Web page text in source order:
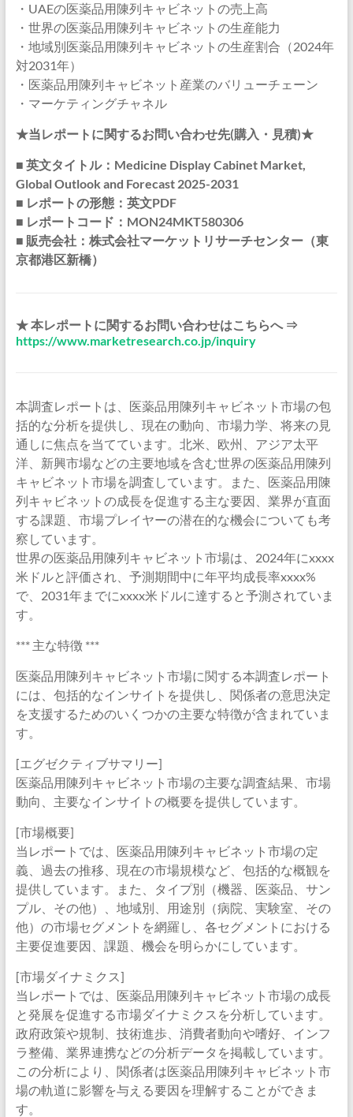
・UAEの医薬品用陳列キャビネットの売上高
・世界の医薬品用陳列キャビネットの生産能力
・地域別医薬品用陳列キャビネットの生産割合（2024年
対2031年）
・医薬品用陳列キャビネット産業のバリューチェーン
・マーケティングチャネル
★当レポートに関するお問い合わせ先(購入・見積)★
■ 英文タイトル：Medicine Display Cabinet Market,
Global Outlook and Forecast 2025-2031
■ レポートの形態：英文PDF
■ レポートコード：MON24MKT580306
■ 販売会社：株式会社マーケットリサーチセンター（東
京都港区新橋）
★ 本レポートに関するお問い合わせはこちらへ ⇒
https://www.marketresearch.co.jp/inquiry
本調査レポートは、医薬品用陳列キャビネット市場の包
括的な分析を提供し、現在の動向、市場力学、将来の見
通しに焦点を当てています。北米、欧州、アジア太平
洋、新興市場などの主要地域を含む世界の医薬品用陳列
キャビネット市場を調査しています。また、医薬品用陳
列キャビネットの成長を促進する主な要因、業界が直面
する課題、市場プレイヤーの潜在的な機会についても考
察しています。
世界の医薬品用陳列キャビネット市場は、2024年にxxxx
米ドルと評価され、予測期間中に年平均成長率xxxx%
で、2031年までにxxxx米ドルに達すると予測されていま
す。
*** 主な特徴 ***
医薬品用陳列キャビネット市場に関する本調査レポート
には、包括的なインサイトを提供し、関係者の意思決定
を支援するためのいくつかの主要な特徴が含まれていま
す。
[エグゼクティブサマリー]
医薬品用陳列キャビネット市場の主要な調査結果、市場
動向、主要なインサイトの概要を提供しています。
[市場概要]
当レポートでは、医薬品用陳列キャビネット市場の定
義、過去の推移、現在の市場規模など、包括的な概観を
提供しています。また、タイプ別（機器、医薬品、サン
プル、その他）、地域別、用途別（病院、実験室、その
他）の市場セグメントを網羅し、各セグメントにおける
主要促進要因、課題、機会を明らかにしています。
[市場ダイナミクス]
当レポートでは、医薬品用陳列キャビネット市場の成長
と発展を促進する市場ダイナミクスを分析しています。
政府政策や規制、技術進歩、消費者動向や嗜好、インフ
ラ整備、業界連携などの分析データを掲載しています。
この分析により、関係者は医薬品用陳列キャビネット市
場の軌道に影響を与える要因を理解することができま
す。